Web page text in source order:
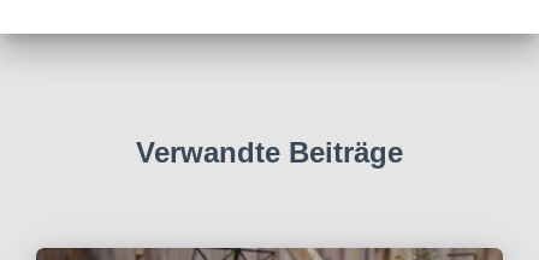
Verwandte Beiträge